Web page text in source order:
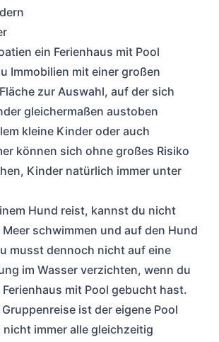
ein Ferienhaus mit Pool
Immobilien mit einer großen
zur Auswahl, auf der sich
gleichermaßen austoben
kleine Kinder oder auch
können sich ohne großes Risiko
Kinder natürlich immer unter
Hund reist, kannst du nicht
schwimmen und auf den Hund
musst dennoch nicht auf eine
im Wasser verzichten, wenn du
mit Pool gebucht hast.
ist der eigene Pool
immer alle gleichzeitig